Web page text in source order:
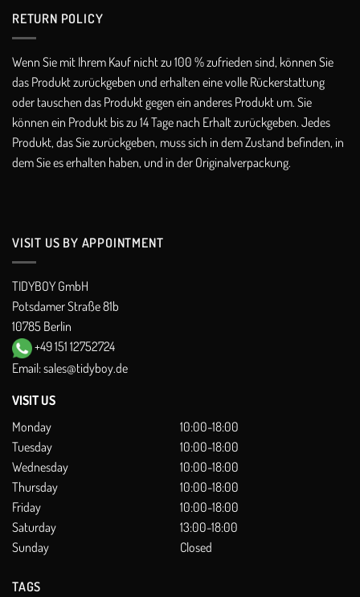
RETURN POLICY​
Wenn Sie mit Ihrem Kauf nicht zu 100 % zufrieden sind, können Sie
das Produkt zurückgeben und erhalten eine volle Rückerstattung
oder tauschen das Produkt gegen ein anderes Produkt um. Sie
können ein Produkt bis zu 14 Tage nach Erhalt zurückgeben. Jedes
Produkt, das Sie zurückgeben, muss sich in dem Zustand befinden, in
dem Sie es erhalten haben, und in der Originalverpackung.
VISIT US BY APPOINTMENT
TIDYBOY GmbH
Potsdamer Straße 81b
10785 Berlin
+49 151 12752724
Email:sales@tidyboy.de
VISIT US
Monday
10:00-18:00
Tuesday
10:00-18:00
Wednesday
10:00-18:00
Thursday
10:00-18:00
Friday
10:00-18:00
Saturday
13:00-18:00
Sunday
Closed
TAGS